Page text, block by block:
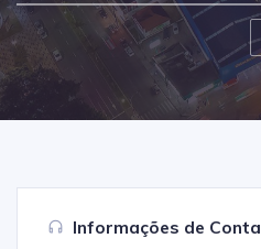
Informações de